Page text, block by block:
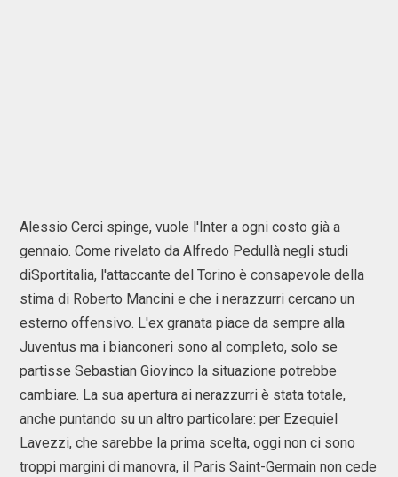
Alessio Cerci spinge, vuole l'Inter a ogni costo già a
gennaio. Come rivelato da Alfredo Pedullà negli studi
diSportitalia, l'attaccante del Torino è consapevole della
stima di Roberto Mancini e che i nerazzurri cercano un
esterno offensivo. L'ex granata piace da sempre alla
Juventus ma i bianconeri sono al completo, solo se
partisse Sebastian Giovinco la situazione potrebbe
cambiare. La sua apertura ai nerazzurri è stata totale,
anche puntando su un altro particolare: per Ezequiel
Lavezzi, che sarebbe la prima scelta, oggi non ci sono
troppi margini di manovra, il Paris Saint-Germain non cede